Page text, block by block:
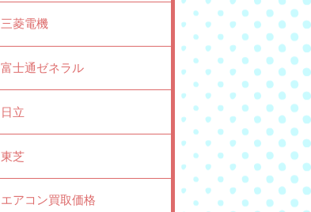
三菱電機
富士通ゼネラル
日立
東芝
エアコン買取価格